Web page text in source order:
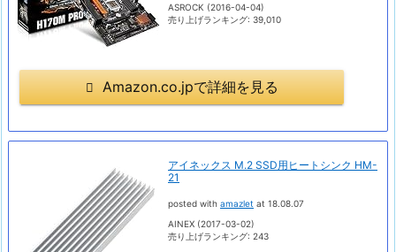
ASROCK (2016-04-04)
売り上げランキング: 39,010
Amazon.co.jpで詳細を見る
アイネックス M.2 SSD用ヒートシンク HM-
21
posted with amazlet at 18.08.07
AINEX (2017-03-02)
売り上げランキング: 243